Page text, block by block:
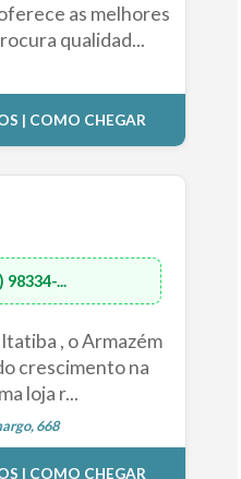
as melhores
qualidad...
| COMO CHEGAR
98334-...
, o Armazém
crescimento na
loja r...
668
| COMO CHEGAR